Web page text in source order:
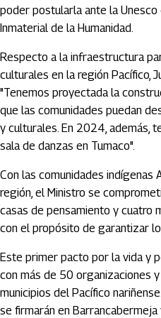
poder postularla ante la
Inmaterial de la Humanidad.
Respecto a la infraestructura
culturales en la región Pacífico,
"Tenemos proyectada la
que las comunidades puedan
y culturales. En 2024, además,
sala de danzas en Tumaco".
Con las comunidades indígenas
región, el Ministro se
casas de pensamiento y cuatro
con el propósito de garantizar
Este primer pacto por la vida y
con más de 50 organizaciones
municipios del Pacífico
se firmarán en